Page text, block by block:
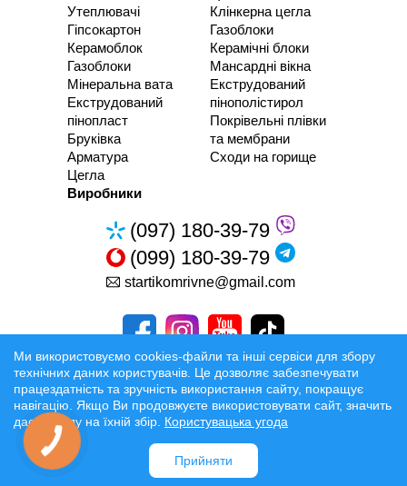
Утеплювачі
Гіпсокартон
Керамоблок
Газоблоки
Мінеральна вата
Екструдований
пінопласт
Бруківка
Арматура
Цегла
Клінкерна цегла
Газоблоки
Керамічні блоки
Мансардні вікна
Екструдований
пінополістирол
Покрівельні плівки
та мембрани
Сходи на горище
Виробники
(097) 180-39-79
(099) 180-39-79
startikomrivne@gmail.com
Розробка та Розкрутка сайтів
Офіційні умови
Доставка:
РівнеКовель
Ми використовуємо cookies-файли та інші сервіси для збору
технічних даних користувачів. Це дозволяє забезпечувати
працездатність та зручність використання сайту, покращує
навігацію. Якщо Ви продовжуєте використовувати сайт, значить
даєте згоду на їхній збір. Користувацька угода
Прийняти